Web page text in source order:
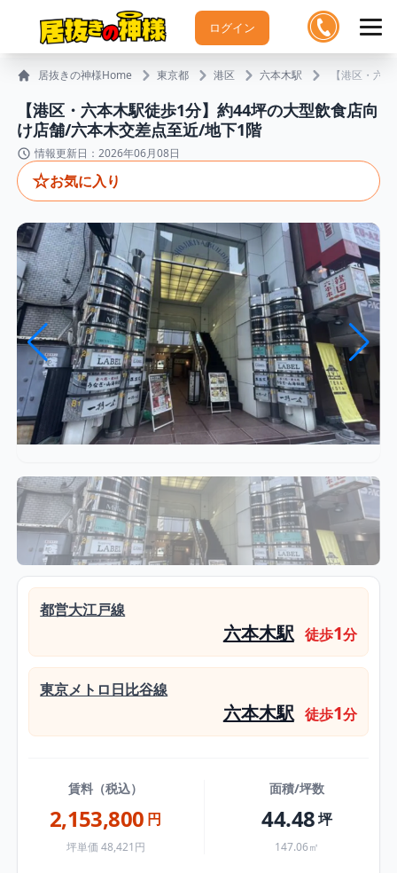
ログイン
居抜きの神様Home 東京都 港区 六本木駅 【港区・六
【港区・六本木駅徒歩1分】約44坪の大型飲食店向
け店舗/六本木交差点至近/地下1階
情報更新日：2026年06月08日
☆お気に入り
都営大江戸線
六本木駅 徒歩1分
東京メトロ日比谷線
六本木駅 徒歩1分
賃料（税込）
2,153,800 円
坪単価 48,421円
面積/坪数
44.48坪
147.06㎡